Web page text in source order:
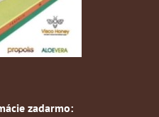
zadarmo: